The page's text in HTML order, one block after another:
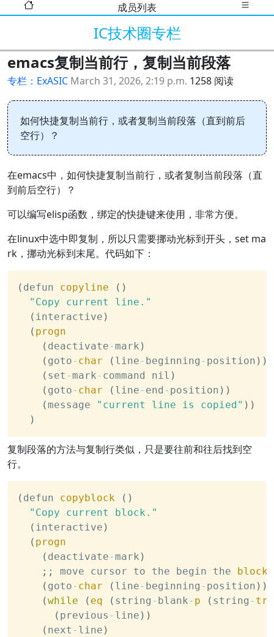
成员列表
IC技术圈专栏
emacs复制当前行，复制当前段落
专栏：ExASIC March 31, 2026, 2:19 p.m. 1258 阅读
如何快捷复制当前行，或者复制当前段落（直到前后
空行）？
在emacs中，如何快捷复制当前行，或者复制当前段落（直
到前后空行）？
可以编写elisp函数，绑定的快捷键来使用，非常方便。
在linux中选中即复制，所以只需要挪动光标到开头，set ma
rk，挪动光标到末尾。代码如下：
( defun copyline ( )
"Copy current line."
( interactive )
( progn
( deactivate- mark )
( goto- char ( line- beginning - position ) )
( set - mark- command nil )
( goto- char ( line- end - position ) )
( message "current line is copied" ) )
)
复制段落的方法与复制行类似，只是要往前和往后找到空
行。
( defun copyblock ( )
"Copy current block."
( interactive )
( progn
( deactivate- mark )
; ; move cursor to the begin the
block
( goto- char ( line- beginning - position ) )
(while ( eq ( string - blank- p ( string -
( previous - line ) )
( next - line )